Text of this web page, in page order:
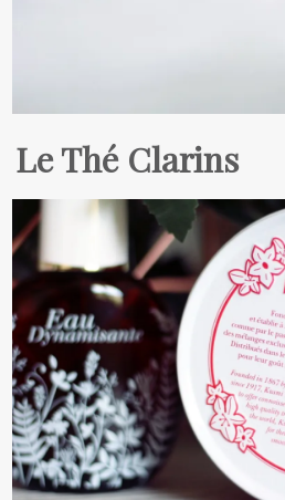
Le Thé Clarins